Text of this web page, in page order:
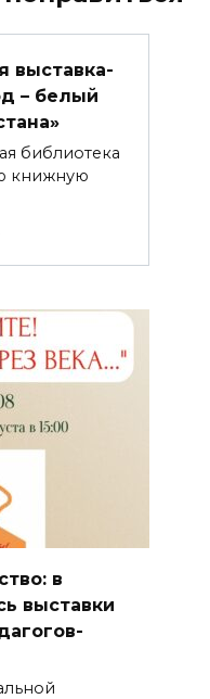
выставка-
– белый
библиотека
книжную
в
выставки